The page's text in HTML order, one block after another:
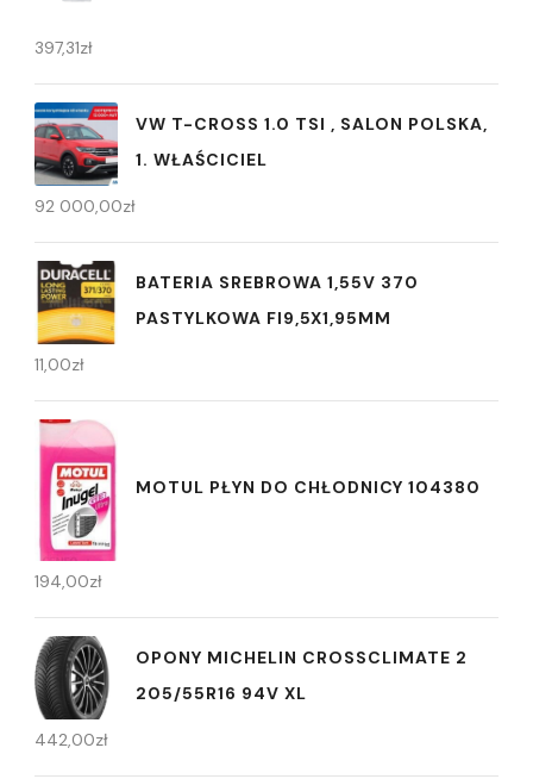
397,31zł
VW T-CROSS 1.0 TSI , SALON POLSKA,
1. WŁAŚCICIEL
92 000,00zł
BATERIA SREBROWA 1,55V 370
PASTYLKOWA FI9,5X1,95MM
11,00zł
MOTUL PŁYN DO CHŁODNICY 104380
194,00zł
OPONY MICHELIN CROSSCLIMATE 2
205/55R16 94V XL
442,00zł